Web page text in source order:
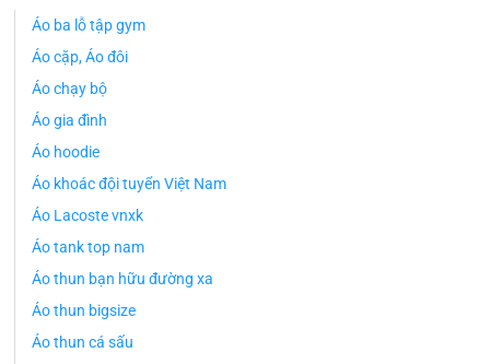
Áo ba lỗ tập gym
Áo cặp, Áo đôi
Áo chạy bộ
Áo gia đình
Áo hoodie
Áo khoác đội tuyển Việt Nam
Áo Lacoste vnxk
Áo tank top nam
Áo thun bạn hữu đường xa
Áo thun bigsize
Áo thun cá sấu